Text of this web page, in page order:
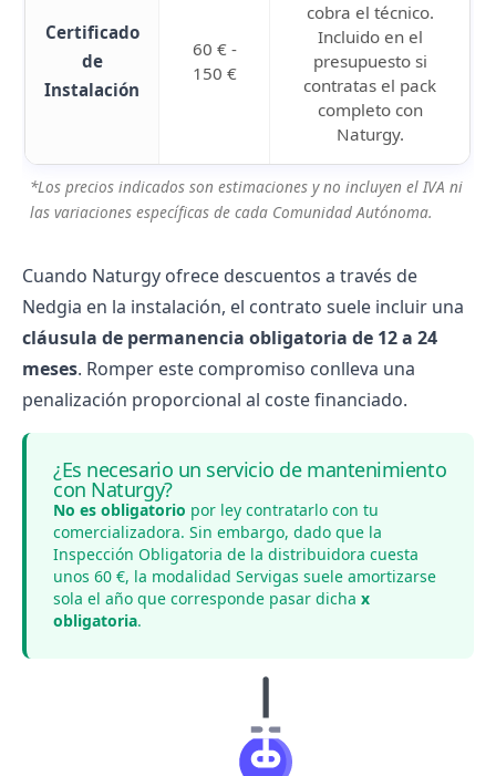
Certificado
de
Instalación
60 € -
150 €
cobra el técnico.
Incluido en el
presupuesto si
contratas el pack
completo con
Naturgy.
*Los precios indicados son estimaciones y no incluyen el IVA ni
las variaciones específicas de cada Comunidad Autónoma.
Cuando Naturgy ofrece descuentos a través de
Nedgia en la instalación, el contrato suele incluir una
cláusula de permanencia obligatoria de 12 a 24
meses. Romper este compromiso conlleva una
penalización proporcional al coste financiado.
¿Es necesario un servicio de mantenimiento
con Naturgy?
No es obligatorio por ley contratarlo con tu
comercializadora. Sin embargo, dado que la
Inspección Obligatoria de la distribuidora cuesta
unos 60 €, la modalidad Servigas suele amortizarse
sola el año que corresponde pasar dicha x
obligatoria.